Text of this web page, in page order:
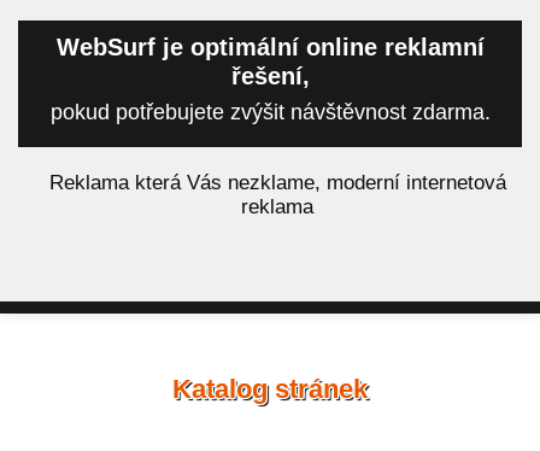
WebSurf je optimální online reklamní
řešení,
pokud potřebujete zvýšit návštěvnost zdarma.
Reklama která Vás nezklame, moderní internetová
reklama
Katalog stránek